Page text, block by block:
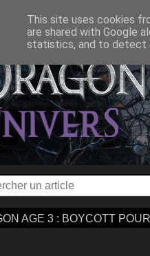
L'UNIVERS DRAGON AGE
AGE 3 : BOYCOTT
This site uses cookies
are shared with Google
statistics, and to detect